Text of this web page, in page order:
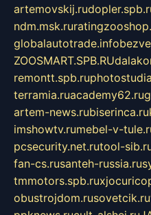
artemovskij.ru
ndm.msk.ru
globalautotrade.info
ZOOSMART.SPB.RU
remontt.spb.ru
terramia.ruacademy62.ru
artem-news.rubiserinca.ru
imshowtv.rumebel-v-
pcsecurity.net.rutool-
fan-cs.rusanteh-russia.ru
tmmotors.spb.ru
obustrojdom.rusovetcik.ru